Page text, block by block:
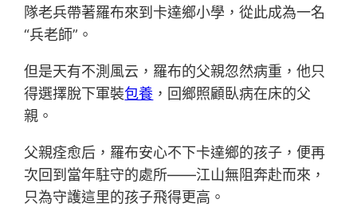
隊老兵帶著羅布來到卡達鄉小學，從此成為一名
“兵老師”。
但是天有不測風云，羅布的父親忽然病重，他只
得選擇脫下軍裝包養 ，回鄉照顧臥病在床的父
親。
父親痊愈后，羅布安心不下卡達鄉的孩子，便再
次回到當年駐守的處所——江山無阻奔赴而來，
只為守護這里的孩子飛得更高。